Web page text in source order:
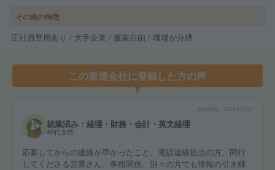
その他の特徴
正社員登用あり / 大手企業 / 服装自由 / 職場が分煙
この派遣会社に登録した方の声
2024年02月
就業済み：経理・財務・会計・英文経理
40代女性
応募してからの連絡が早かったこと、電話連絡担当の方、同行
してくださる営業さん、事務関係、別々の方でも情報の引き継